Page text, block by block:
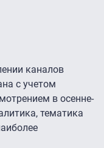
каналов
с учетом
в осенне-
тематика